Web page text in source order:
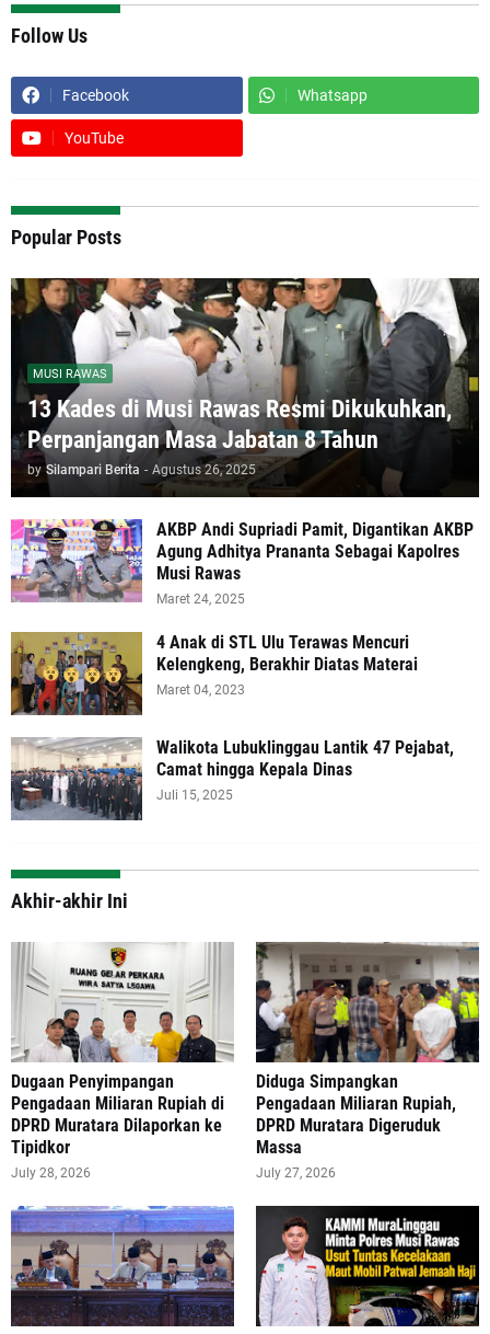
Follow Us
Facebook Whatsapp
YouTube
Popular Posts
MUSI RAWAS
13 Kades di Musi Rawas Resmi Dikukuhkan,
Perpanjangan Masa Jabatan 8 Tahun
by Silampari Berita - Agustus 26, 2025
AKBP Andi Supriadi Pamit, Digantikan AKBP
Agung Adhitya Prananta Sebagai Kapolres
Musi Rawas
Maret 24, 2025
4 Anak di STL Ulu Terawas Mencuri
Kelengkeng, Berakhir Diatas Materai
Maret 04, 2023
Walikota Lubuklinggau Lantik 47 Pejabat,
Camat hingga Kepala Dinas
Juli 15, 2025
Akhir-akhir Ini
‎Dugaan Penyimpangan
Pengadaan Miliaran Rupiah di
DPRD Muratara Dilaporkan ke
Tipidkor
July 28, 2026
Diduga Simpangkan
Pengadaan Miliaran Rupiah,
DPRD Muratara Digeruduk
Massa
July 27, 2026